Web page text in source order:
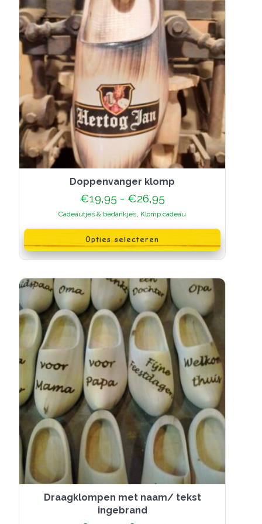
doppenvanger klomp
€19,95 - €26,95Prijsklasse:
€19,95
tot
€26,95
Cadeautjes & bedankjes, Klomp cadeau
Opties selecteren
product
heeft
meerdere
variaties.
optie
kan
gekozen
worden
op
de
productpagina
Draagklompen met naam/ tekst
ingebrand